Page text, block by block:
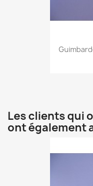
Les clients qui
ont également